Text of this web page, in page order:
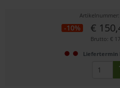
Artikelnummer:
-10% €
Brutto: €
Liefertermin